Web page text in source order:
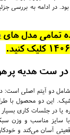
در ادامه به بررسی
تمامی مدل های
1406 کلیک کنید.
در ست هدیه
دو آیتم اصلی است:
شیک. این دو محصول با
یا در جلسات کاری
سایز مناسب و وزن
آسان می‌کند و